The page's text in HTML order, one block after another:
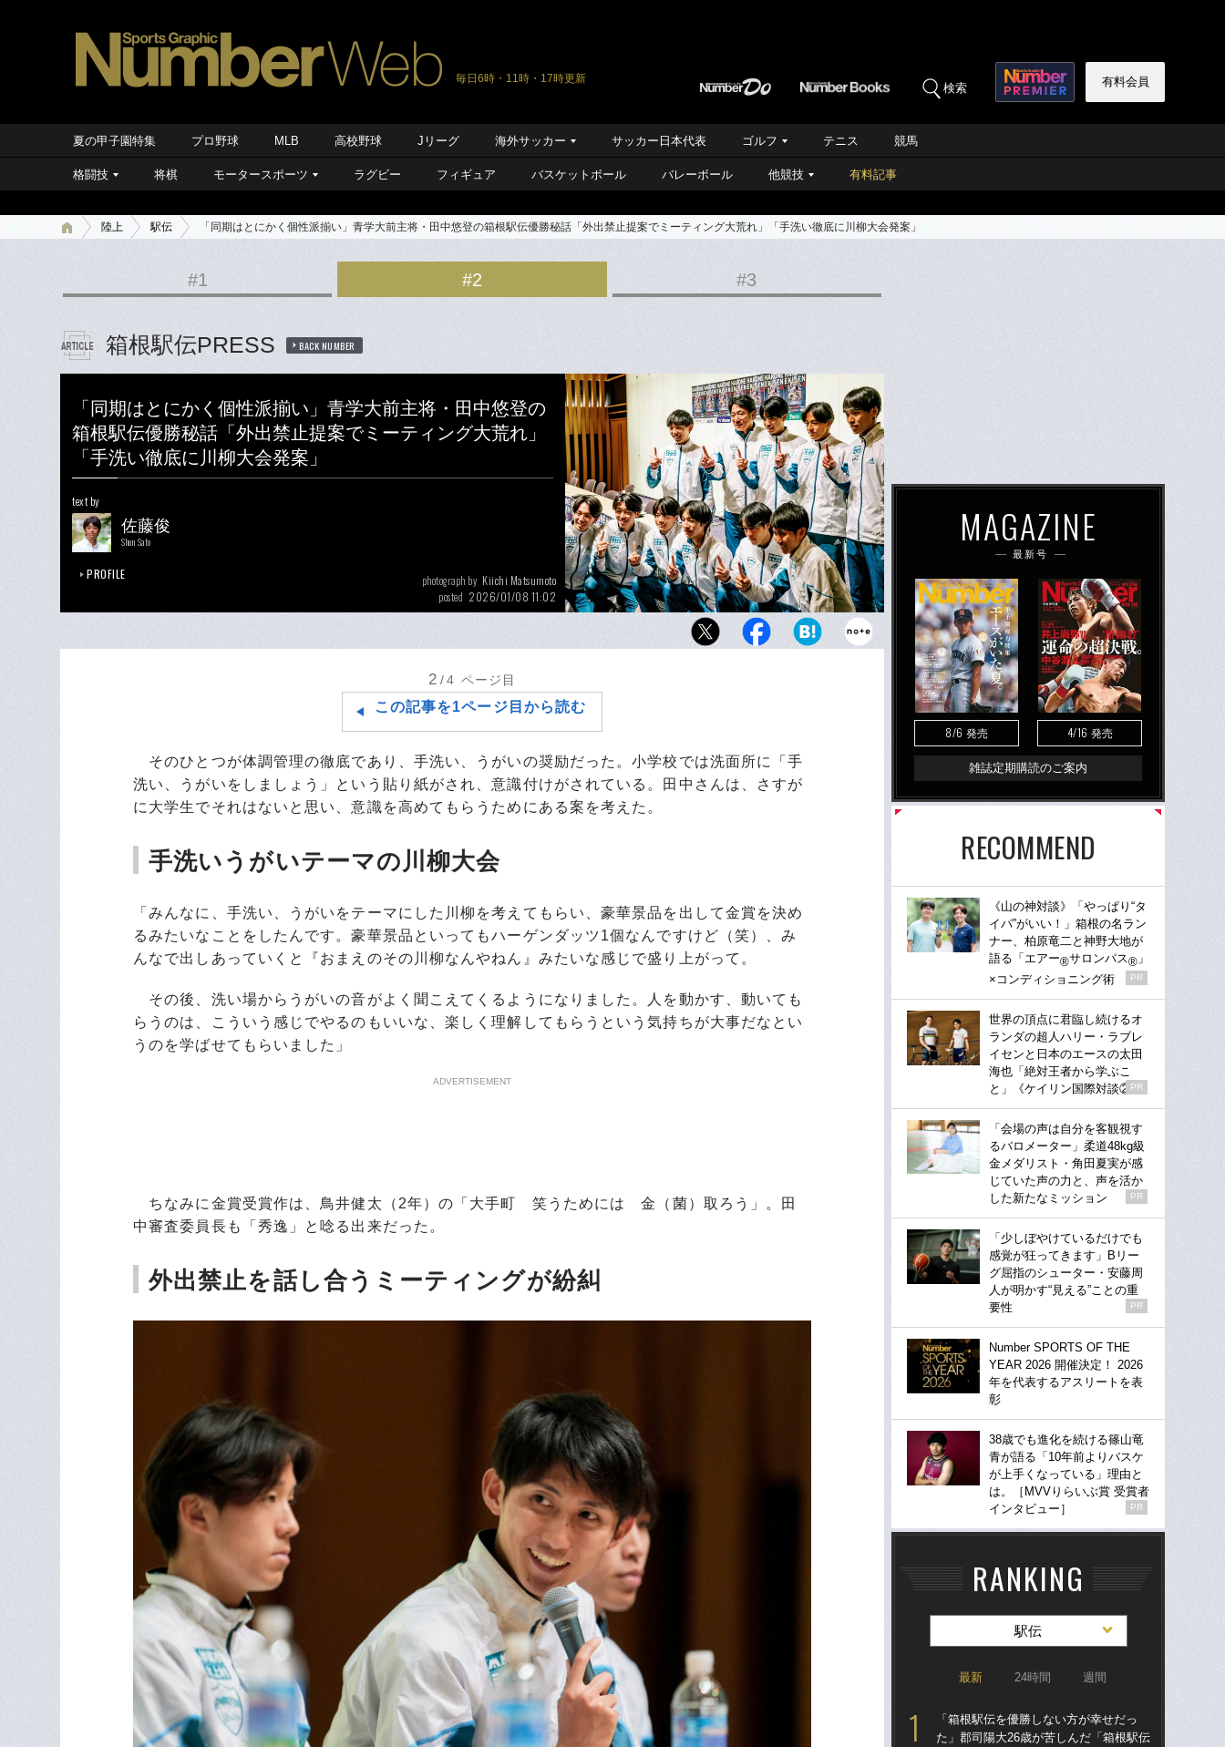
毎日6時・11時・17時更新
検索 有料会員
夏の甲子園特集 プロ野球 MLB 高校野球 Jリーグ 海外サッカー サッカー日本代表 ゴルフ テニス 競馬
格闘技 将棋 モータースポーツ ラグビー フィギュア バスケットボール バレーボール 他競技 有料記事
陸上 駅伝 「同期はとにかく個性派揃い」青学大前主将・田中悠登の箱根駅伝優勝秘話「外出禁止提案でミーティング大荒れ」「手洗い徹底に川柳大会発案」
#1 #2 #3
箱根駅伝PRESS BACK NUMBER
「同期はとにかく個性派揃い」青学大前主将・田中悠登の
箱根駅伝優勝秘話「外出禁止提案でミーティング大荒れ」
「手洗い徹底に川柳大会発案」
text by
佐藤俊
Shun Sato
PROFILE photograph by Kiichi Matsumoto
posted 2026/01/08 11:02
2024年シーズンの4年生は強力なメンバー揃いであると同
という
2 /4 ページ目
この記事を1ページ目から読む
そのひとつが体調管理の徹底であり、手洗い、うがいの奨励だった。小学校では洗面所に「手
洗い、うがいをしましょう」という貼り紙がされ、意識付けがされている。田中さんは、さすが
に大学生でそれはないと思い、意識を高めてもらうためにある案を考えた。
手洗いうがいテーマの川柳大会
「みんなに、手洗い、うがいをテーマにした川柳を考えてもらい、豪華景品を出して金賞を決め
るみたいなことをしたんです。豪華景品といってもハーゲンダッツ1個なんですけど（笑）、み
んなで出しあっていくと『おまえのその川柳なんやねん』みたいな感じで盛り上がって。
その後、洗い場からうがいの音がよく聞こえてくるようになりました。人を動かす、動いても
らうのは、こういう感じでやるのもいいな、楽しく理解してもらうという気持ちが大事だなとい
うのを学ばせてもらいました」
ADVERTISEMENT
ちなみに金賞受賞作は、鳥井健太（2年）の「大手町 笑うためには 金（菌）取ろう」。田
中審査委員長も「秀逸」と唸る出来だった。
外出禁止を話し合うミーティングが紛糾
MAGAZINE
最新号
8/6 発売 4/16 発売
雑誌定期購読のご案内
RECOMMEND
《山の神対談》「やっぱり“タ
イパ”がいい！」箱根の名ラン
ナー、柏原竜二と神野大地が
語る「エアー®サロンパス® 」
×コンディショニング術
PR
世界の頂点に君臨し続けるオ
ランダの超人ハリー・ラブレ
イセンと日本のエースの太田
海也「絶対王者から学ぶこ
と」《ケイリン国際対談②》
PR
「会場の声は自分を客観視す
るバロメーター」柔道48kg級
金メダリスト・角田夏実が感
じていた声の力と、声を活か
した新たなミッション
PR
「少しぼやけているだけでも
感覚が狂ってきます」Bリー
グ屈指のシューター・安藤周
人が明かす“見える”ことの重
要性
PR
Number SPORTS OF THE
YEAR 2026 開催決定！ 2026
年を代表するアスリートを表
彰
38歳でも進化を続ける篠山竜
青が語る「10年前よりバスケ
が上手くなっている」理由と
は。［MVVりらいぶ賞 受賞者
インタビュー］
PR
RANKING
駅伝
最新 24時間 週間
「箱根駅伝を優勝しない方が幸せだっ
た」郡司陽大26歳が苦しんだ「箱根駅伝